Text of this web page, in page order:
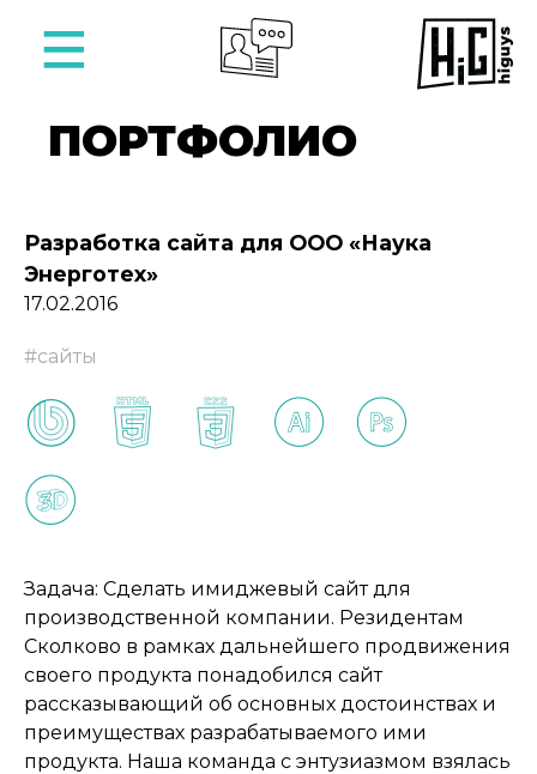
ПОРТФОЛИО
Разработка сайта для ООО «Наука
Энерготех»
17.02.2016
#сайты
Задача: Сделать имиджевый сайт для
производственной компании. Резидентам
Сколково в рамках дальнейшего продвижения
своего продукта понадобился сайт
рассказывающий об основных достоинствах и
преимуществах разрабатываемого ими
продукта. Наша команда с энтузиазмом взялась